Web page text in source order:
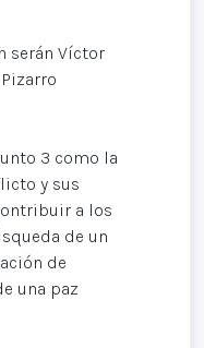
serán Víctor
3 como la
y sus
a los
de un
de
una paz